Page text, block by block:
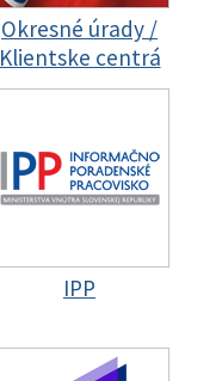
Okresné úrady /
Klientske centrá
IPP